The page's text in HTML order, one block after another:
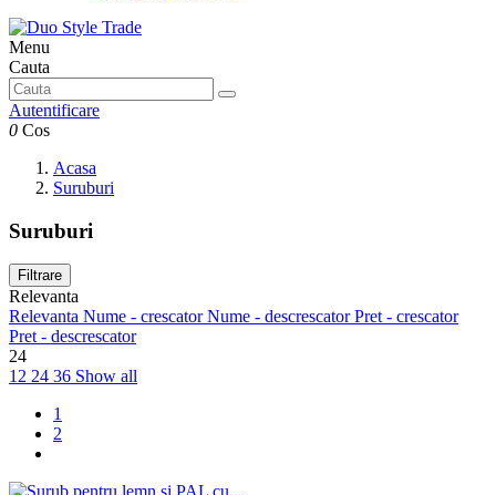
Menu
Cauta
Autentificare
0 Cos
Acasa
Suruburi
Suruburi
Filtrare
Relevanta
Relevanta Nume - crescatorNume - descrescatorPret - crescator
Pret - descrescator
24
12 24 36 Show all
1
2